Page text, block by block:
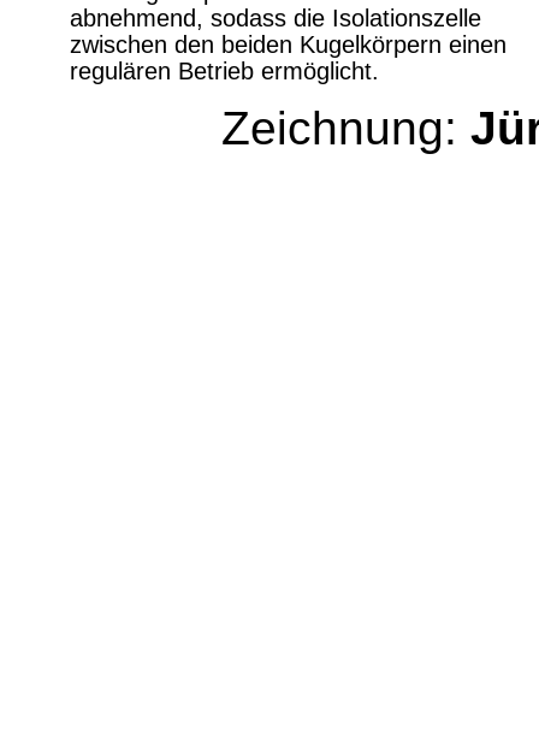
abnehmend, sodass die Isolationszelle
zwischen den beiden Kugelkörpern einen
regulären Betrieb ermöglicht.
Zeichnung: